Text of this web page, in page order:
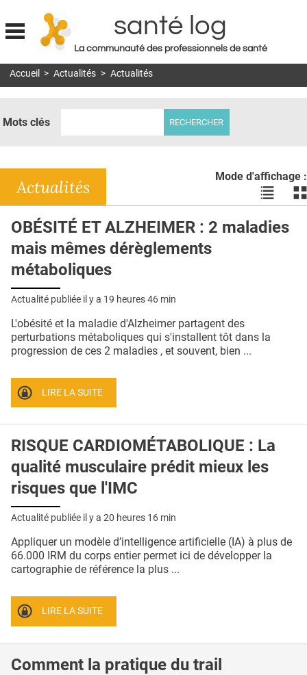
Jump to navigation
santé log
La communauté des professionnels de santé
MON COMPTE
DOSSIERS
RÉSEAUX
E-REVUE SAD
L'APP
PUBLICITÉ
CONTACT
Accueil > Actualités > Actualités
Mots clés
Mode d'affichage :
Voir
les
en
les
Actualités
OBÉSITÉ ET ALZHEIMER : 2 maladies
mais mêmes dérèglements
métaboliques
Actualité publiée il y a 19 heures 46 min
L'obésité et la maladie d'Alzheimer partagent des
perturbations métaboliques qui s'installent tôt dans la
progression de ces 2 maladies , et souvent, bien ...
LIRE LA SUITE
RISQUE CARDIOMÉTABOLIQUE : La
qualité musculaire prédit mieux les
risques que l'IMC
Actualité publiée il y a 20 heures 16 min
Appliquer un modèle d’intelligence artificielle (IA) à plus de
66.000 IRM du corps entier permet ici de développer la
cartographie de référence la plus ...
LIRE LA SUITE
Comment la pratique du trail